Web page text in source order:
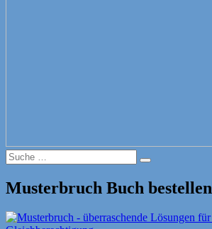
Suche
nach:
Suche
Musterbruch Buch bestellen